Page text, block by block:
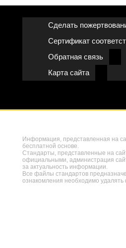
Сделать
Сертификат
Обратная связь
Карта сайта
Информация, представленная на
бесплатной основе.
Стандарты, представленные на
официальными, администрация
за актуальность информации.
Все файлы стандартов
ознакомления необходимо